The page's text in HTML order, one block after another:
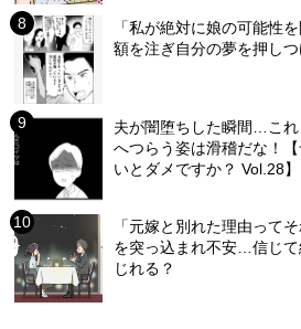
「私が絶対に娘の可能性
額を注ぎ自分の夢を押し
夫が闇堕ちした瞬間…こ
へつらう姿は滑稽だな！
いとダメですか？ Vol.28】
「元嫁と別れた理由って
を突っ込まれ不安…信じ
じれる？